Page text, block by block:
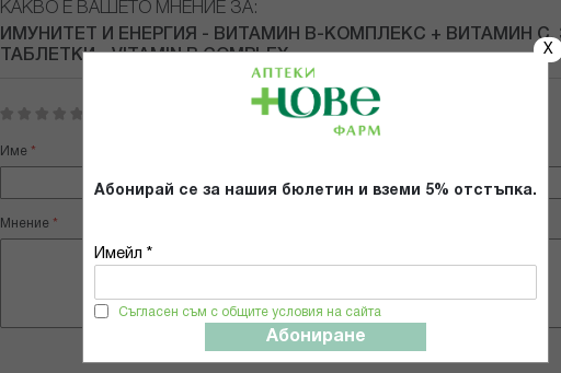
X
Абонирай се за нашия бюлетин и вземи 5% отстъпка.
Имейл *
Съгласен съм с общите условия на сайта
Абониране
КАКВО Е ВАШЕТО МНЕНИЕ ЗА:
ИМУНИТЕТ И ЕНЕРГИЯ - ВИТАМИН В-КОМПЛЕКС + ВИТАМИН С,
ТАБЛЕТКИ - VITAMIN B COMPLEX
star
stars
stars
stars
stars
Име
Мнение